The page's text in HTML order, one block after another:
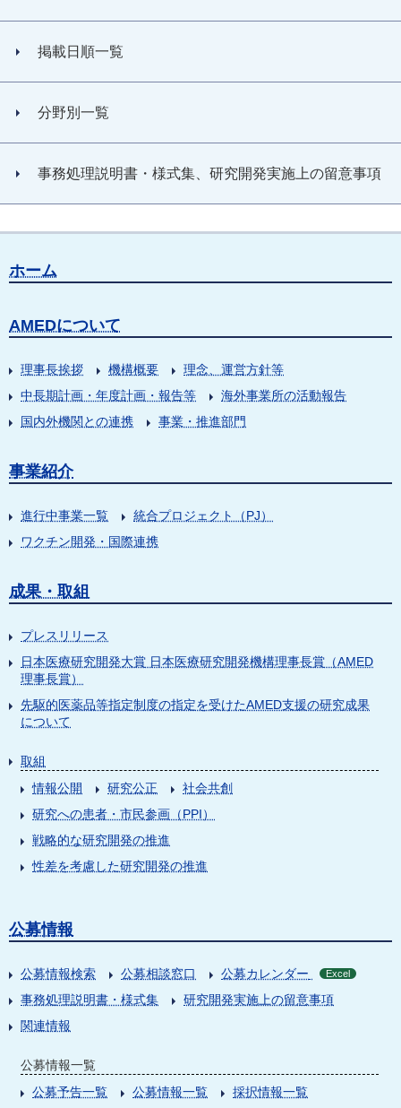
掲載日順一覧
分野別一覧
事務処理説明書・様式集、研究開発実施上の留意事項
ホーム
AMEDについて
理事長挨拶 機構概要
理念、運営方針等
中長期計画・年度計画・報告等
海外事業所の活動報告
国内外機関との連携
事業・推進部門
事業紹介
進行中事業一覧
統合プロジェクト（PJ）
ワクチン開発・国際連携
成果・取組
プレスリリース
日本医療研究開発大賞 日本医療研究開発機構理事長賞（AMED
理事長賞）
先駆的医薬品等指定制度の指定を受けたAMED支援の研究成果
について
取組
情報公開
研究公正
社会共創
研究への患者・市民参画（PPI）
戦略的な研究開発の推進
性差を考慮した研究開発の推進
公募情報
公募情報検索 公募相談窓口 公募カレンダー Excel
事務処理説明書・様式集
研究開発実施上の留意事項
関連情報
公募情報一覧
公募予告一覧
公募情報一覧
採択情報一覧